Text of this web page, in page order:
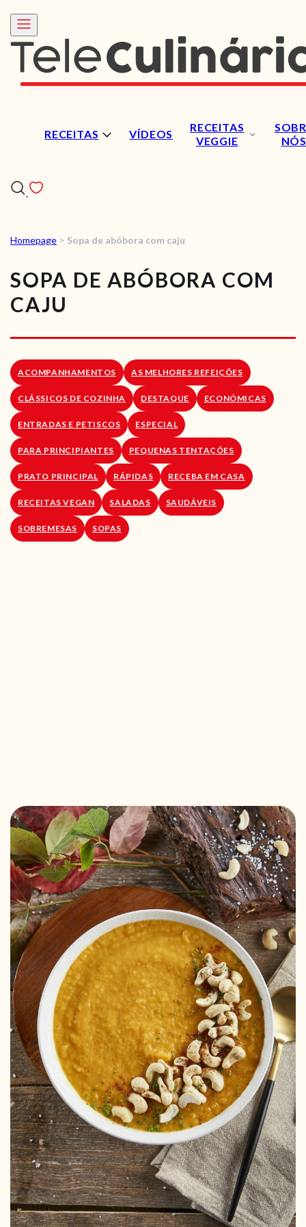
RECEITAS VÍDEOS
RECEITAS
VEGGIE
NÓS
RECEITAS
VÍDEOS
LOJA ONLINE
BLOG
Homepage > Sopa de abóbora com caju
SOPA DE ABÓBORA COM
CAJU
ACOMPANHAMENTOS AS MELHORES REFEIÇÕES
CLÁSSICOS DE COZINHA DESTAQUE ECONÓMICAS
ENTRADAS E PETISCOS ESPECIAL
PARA PRINCIPIANTES PEQUENAS TENTAÇÕES
PRATO PRINCIPAL RÁPIDAS RECEBA EM CASA
RECEITAS VEGAN SALADAS SAUDÁVEIS
SOBREMESAS SOPAS